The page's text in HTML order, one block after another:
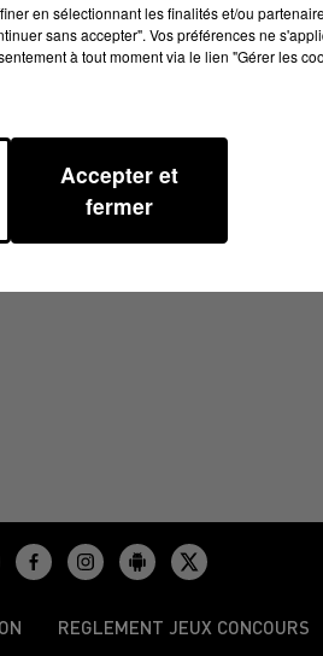
REGLEMENT JEUX CONCOURS
en sélectionnant les finalités et/ou
sans accepter". Vos préférences ne
à tout moment via le lien "Gérer les
Accepter et
fermer